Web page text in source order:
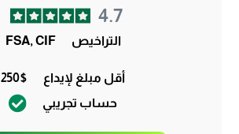
4.7
التراخيص FSA, CIF
أقل مبلغ لإيداع
250$
حساب تجريبي